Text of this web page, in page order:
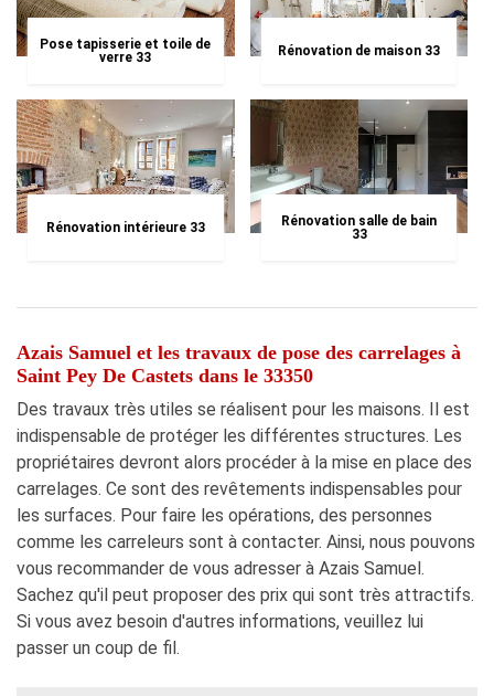
Pose tapisserie et toile de
verre 33
Rénovation de maison 33
Rénovation intérieure 33
Rénovation salle de bain
33
Azais Samuel et les travaux de pose des carrelages à
Saint Pey De Castets dans le 33350
Des travaux très utiles se réalisent pour les maisons. Il est
indispensable de protéger les différentes structures. Les
propriétaires devront alors procéder à la mise en place des
carrelages. Ce sont des revêtements indispensables pour
les surfaces. Pour faire les opérations, des personnes
comme les carreleurs sont à contacter. Ainsi, nous pouvons
vous recommander de vous adresser à Azais Samuel.
Sachez qu'il peut proposer des prix qui sont très attractifs.
Si vous avez besoin d'autres informations, veuillez lui
passer un coup de fil.